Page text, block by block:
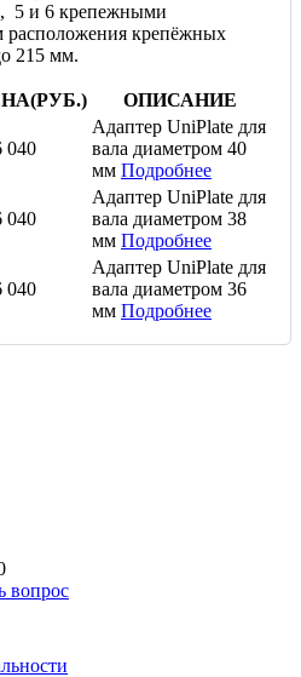
5 и 6 крепежными
расположения крепёжных
215 мм.
ОПИСАНИЕ
040
Адаптер UniPlate для
вала диаметром 40
мм Подробнее
040
Адаптер UniPlate для
вала диаметром 38
мм Подробнее
040
Адаптер UniPlate для
вала диаметром 36
мм Подробнее